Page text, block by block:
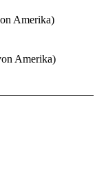
Amerika)
Amerika)